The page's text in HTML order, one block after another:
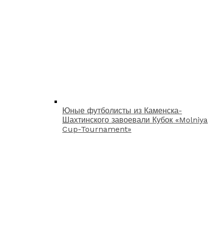
Юные футболисты из Каменска-
Шахтинского завоевали Кубок «Molniya
Cup-Tournament»